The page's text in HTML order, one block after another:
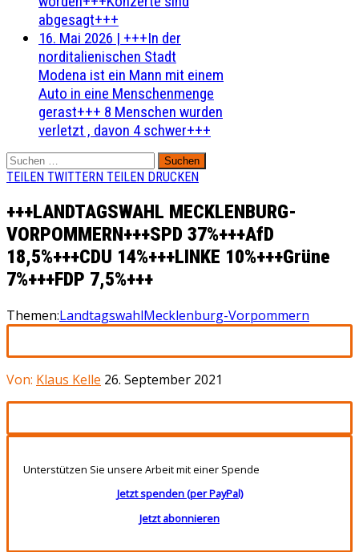
abgesagt+++
16. Mai 2026 | +++In der
norditalienischen Stadt
Modena ist ein Mann mit einem
Auto in eine Menschenmenge
gerast+++ 8 Menschen wurden
verletzt , davon 4 schwer+++
Suchen
nach:
TEILEN TWITTERN TEILEN DRUCKEN
+++LANDTAGSWAHL MECKLENBURG-
VORPOMMERN+++SPD 37%+++AfD
18,5%+++CDU 14%+++LINKE 10%+++Grüne
7%+++FDP 7,5%+++
Themen:LandtagswahlMecklenburg-Vorpommern
Von: Klaus Kelle 26. September 2021
Unterstützen Sie unsere Arbeit mit einer Spende
Jetzt spenden (per PayPal)
Jetzt abonnieren